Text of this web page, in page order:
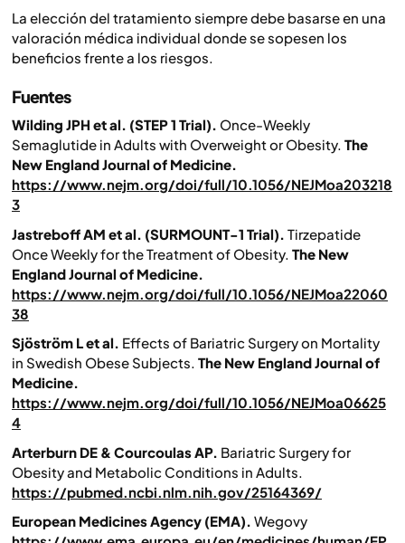
La elección del tratamiento siempre debe basarse en una
valoración médica individual donde se sopesen los
beneficios frente a los riesgos.
Fuentes
Wilding JPH et al. (STEP 1 Trial). Once-Weekly
Semaglutide in Adults with Overweight or Obesity. The
New England Journal of Medicine.
https://www.nejm.org/doi/full/10.1056/NEJMoa203218
3
Jastreboff AM et al. (SURMOUNT-1 Trial). Tirzepatide
Once Weekly for the Treatment of Obesity. The New
England Journal of Medicine.
https://www.nejm.org/doi/full/10.1056/NEJMoa22060
38
Sjöström L et al. Effects of Bariatric Surgery on Mortality
in Swedish Obese Subjects. The New England Journal of
Medicine.
https://www.nejm.org/doi/full/10.1056/NEJMoa06625
4
Arterburn DE & Courcoulas AP. Bariatric Surgery for
Obesity and Metabolic Conditions in Adults.
https://pubmed.ncbi.nlm.nih.gov/25164369/
European Medicines Agency (EMA). Wegovy